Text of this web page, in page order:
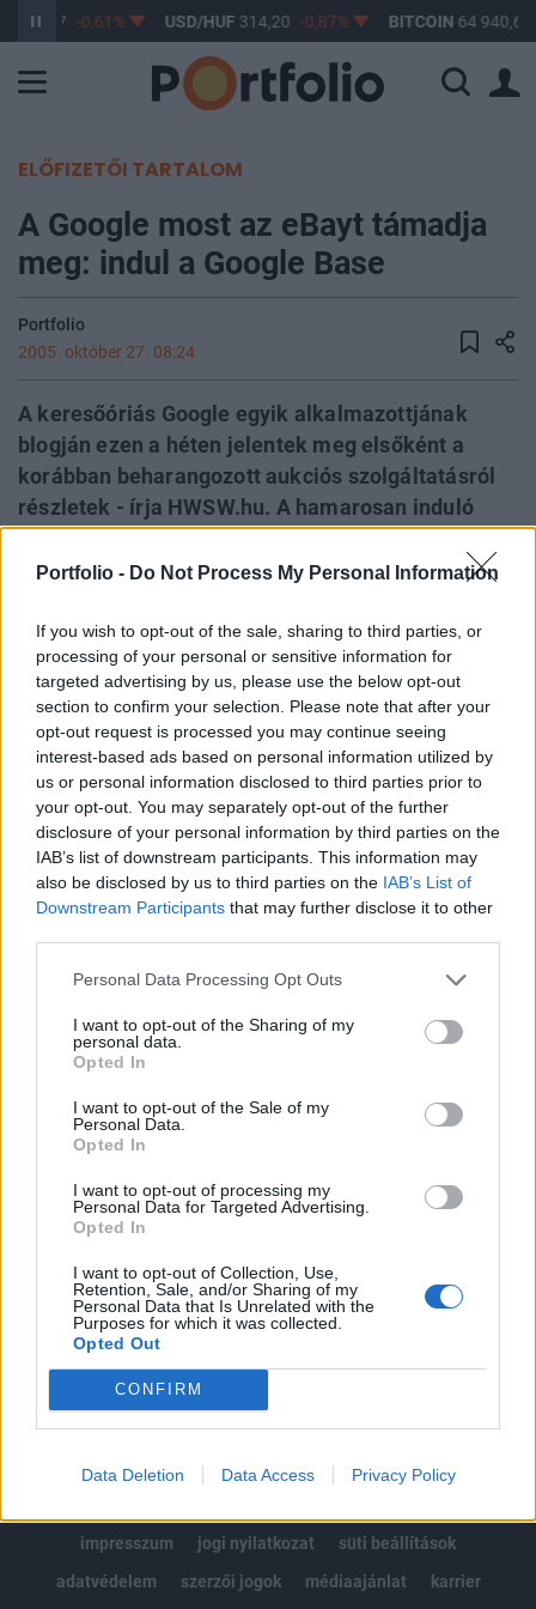
Portfolio - Do Not Process My Personal Information
If you wish to opt-out of the sale, sharing to third parties, or
processing of your personal or sensitive information for
targeted advertising by us, please use the below opt-out
section to confirm your selection. Please note that after your
opt-out request is processed you may continue seeing
interest-based ads based on personal information utilized by
us or personal information disclosed to third parties prior to
your opt-out. You may separately opt-out of the further
disclosure of your personal information by third parties on the
IAB’s list of downstream participants. This information may
also be disclosed by us to third parties on the IAB’s List of
Downstream Participants that may further disclose it to other
Personal Data Processing Opt Outs
I want to opt-out of the Sharing of my
personal data.
Opted In
I want to opt-out of the Sale of my
Personal Data.
Opted In
I want to opt-out of processing my
Personal Data for Targeted Advertising.
Opted In
I want to opt-out of Collection, Use,
Retention, Sale, and/or Sharing of my
Personal Data that Is Unrelated with the
Purposes for which it was collected.
Opted Out
CONFIRM
Data Deletion Data Access Privacy Policy
363,17 -0,61% USD/HUF 314,20 -0,87% BITCOIN 64 940,63
ELŐFIZETŐI TARTALOM
A Google most az eBayt támadja
meg: indul a Google Base
Portfolio
2005. október 27. 08:24
A keresőóriás Google egyik alkalmazottjának
blogján ezen a héten jelentek meg elsőként a
korábban beharangozott aukciós szolgáltatásról
részletek - írja HWSW.hu. A hamarosan induló
alapján jelentős ellenfele lehet az eBaynek és a
működik, indulásának dátuma még nem ismert.
A hódító újabb hadjáratot tervez A Google Base-ről már
képernyőfotók is elérhetőek különböző blogokon; az
egyiken látható, hogy tetszőleges, általunk megadott
attribútumhoz, vagy már mások által készítettekhez tudunk
bármilyen adatot feltölteni a Google Base-re, mintha az
egyfajta hatalmas, általunk előreindexelt adatbázis lenne.
A másik képen egy, a már feltöltött...
KEDVES OLVASÓNK!
A keresett cikk a portfolio.hu hírarchívumához
regisztrációhoz kötött.
Portfolio.hu teljes cikkarchívum
Kötéslisták: BÉT elmúlt 2 év napon belüli
MÁR ELŐFIZETŐNK VAGY?BEJELENTKEZÉS
impresszum
jogi nyilatkozat
süti beállítások
adatvédelem
szerzői jogok médiaajánlat karrier